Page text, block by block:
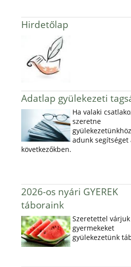
Hirdetőlap
Adatlap gyülekezeti
Ha valaki
szeretne
adunk segítséget
következőkben.
2026-os nyári GYEREK
táboraink
Szeretettel várjuk
gyermekeket
gyülekezetünk